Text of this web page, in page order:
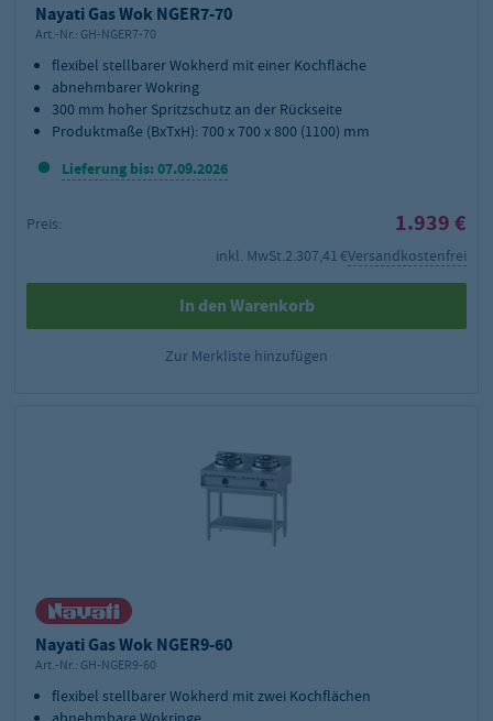
Nayati Gas Wok NGER7-70
Art.-Nr.: GH-NGER7-70
flexibel stellbarer Wokherd mit einer Kochfläche
abnehmbarer Wokring
300 mm hoher Spritzschutz an der Rückseite
Produktmaße (BxTxH): 700 x 700 x 800 (1100) mm
Lieferung bis: 07.09.2026
Preis: 1.939 €
inkl. MwSt.2.307,41 €Versandkostenfrei
In den Warenkorb
Zur Merkliste hinzufügen
Nayati Gas Wok NGER9-60
Art.-Nr.: GH-NGER9-60
flexibel stellbarer Wokherd mit zwei Kochflächen